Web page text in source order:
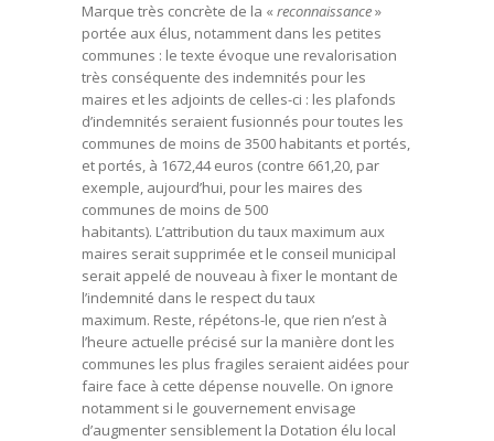
Marque très concrète de la « reconnaissance»
portée aux élus, notamment dans les petites
communes : le texte évoque une revalorisation
très conséquente des indemnités pour les
maires et les adjoints de celles-ci : les plafonds
d’indemnités seraient fusionnés pour toutes les
communes de moins de 3500 habitants et portés,
et portés, à 1672,44 euros (contre 661,20, par
exemple, aujourd’hui, pour les maires des
communes de moins de 500
habitants). L’attribution du taux maximum aux
maires serait supprimée et le conseil municipal
serait appelé de nouveau à fixer le montant de
l’indemnité dans le respect du taux
maximum. Reste, répétons-le, que rien n’est à
l’heure actuelle précisé sur la manière dont les
communes les plus fragiles seraient aidées pour
faire face à cette dépense nouvelle. On ignore
notamment si le gouvernement envisage
d’augmenter sensiblement la Dotation élu local